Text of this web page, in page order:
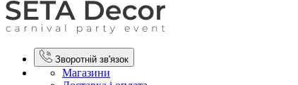
Зворотній зв'язок
Магазини